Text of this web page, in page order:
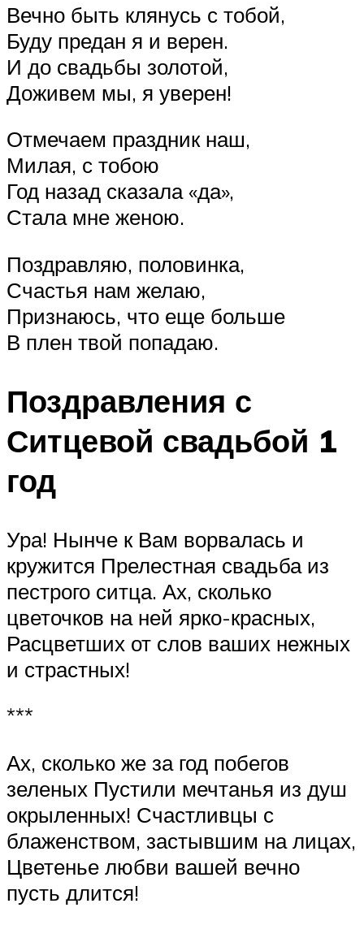
Вечно быть клянусь с тобой,
Буду предан я и верен.
И до свадьбы золотой,
Доживем мы, я уверен!
Отмечаем праздник наш,
Милая, с тобою
Год назад сказала «да»,
Стала мне женою.
Поздравляю, половинка,
Счастья нам желаю,
Признаюсь, что еще больше
В плен твой попадаю.
Поздравления с
Ситцевой свадьбой 1
год
Ура! Нынче к Вам ворвалась и
кружится Прелестная свадьба из
пестрого ситца. Ах, сколько
цветочков на ней ярко-красных,
Расцветших от слов ваших нежных
и страстных!
***
Ах, сколько же за год побегов
зеленых Пустили мечтанья из душ
окрыленных! Счастливцы с
блаженством, застывшим на лицах,
Цветенье любви вашей вечно
пусть длится!